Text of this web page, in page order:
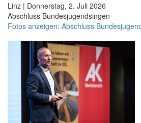
Linz | Donnerstag, 2. Juli 2026
Abschluss Bundesjugendsingen
Fotos anzeigen: Abschluss